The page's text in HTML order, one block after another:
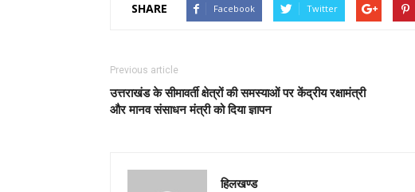
SHARE Facebook Twitter
Previous article
उत्तराखंड के सीमावर्ती क्षेत्रों की समस्याओं पर केंद्रीय रक्षामंत्री
और मानव संसाधन मंत्री को दिया ज्ञापन
हिलखण्ड